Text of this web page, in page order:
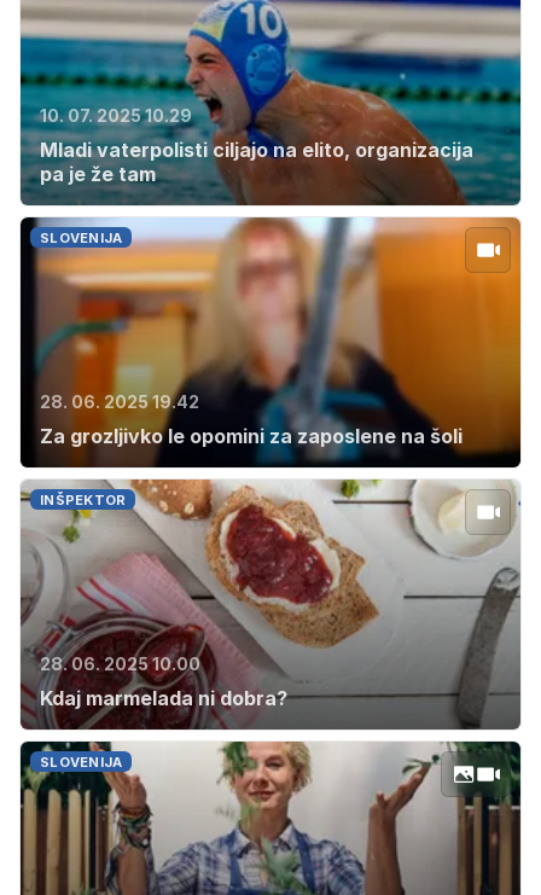
10. 07. 2025 10.29
Mladi vaterpolisti ciljajo na elito, organizacija
pa je že tam
SLOVENIJA
28. 06. 2025 19.42
Za grozljivko le opomini za zaposlene na šoli
INŠPEKTOR
28. 06. 2025 10.00
Kdaj marmelada ni dobra?
SLOVENIJA